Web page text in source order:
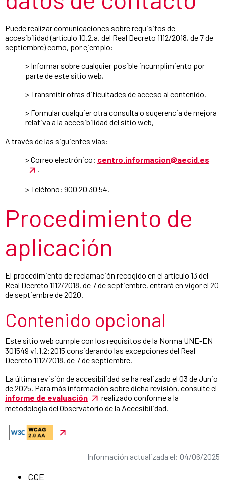
Puede realizar comunicaciones sobre requisitos de
accesibilidad (artículo 10.2.a. del Real Decreto 1112/2018, de 7 de
septiembre) como, por ejemplo:
> Informar sobre cualquier posible incumplimiento por
parte de este sitio web,
> Transmitir otras dificultades de acceso al contenido,
> Formular cualquier otra consulta o sugerencia de mejora
relativa a la accesibilidad del sitio web,
A través de las siguientes vías:
> Correo electrónico: centro.informacion@aecid.es
> Teléfono: 900 20 30 54.
Procedimiento de
aplicación
El procedimiento de reclamación recogido en el artículo 13 del
Real Decreto 1112/2018, de 7 de septiembre, entrará en vigor el 20
de septiembre de 2020.
Contenido opcional
Este sitio web cumple con los requisitos de la Norma UNE-EN
301549 v1.1.2:2015 considerando las excepciones del Real
Decreto 1112/2018, de 7 de septiembre.
La última revisión de accesibilidad se ha realizado el 03 de Junio
de 2025. Para más información sobre dicha revisión, consulte el
informe de evaluación
realizado conforme a la
metodología del Observatorio de la Accesibilidad.
Información actualizada el: 04/06/2025
CCE